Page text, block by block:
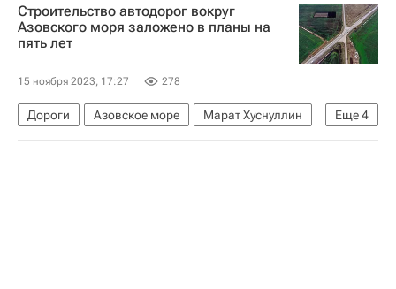
Строительство автодорог вокруг
Азовского моря заложено в планы на
пять лет
15 ноября 2023, 17:27 278
Еще4
Дороги Азовское море
Марат Хуснуллин
Россия
Азов
Строительство